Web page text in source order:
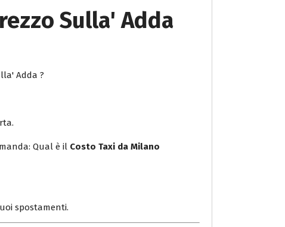
Sulla' Adda
Adda ?
Qual è il Costo Taxi da Milano
spostamenti.